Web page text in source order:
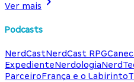
Ver mais
Podcasts
NerdCastNerdCast RPG
ExpedienteNerdologia
ParceiroFrança e o Labirinto